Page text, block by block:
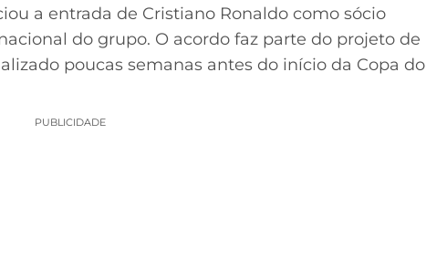
a entrada de Cristiano Ronaldo como sócio
do grupo. O acordo faz parte do projeto de
poucas semanas antes do início da Copa do
PUBLICIDADE